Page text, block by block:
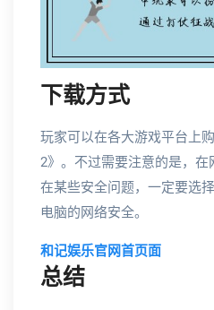
下载方式
玩家可以在各大游戏平台上
2》。不过需要注意的是，
在某些安全问题，一定要选
电脑的网络安全。
和记娱乐官网首页面
总结